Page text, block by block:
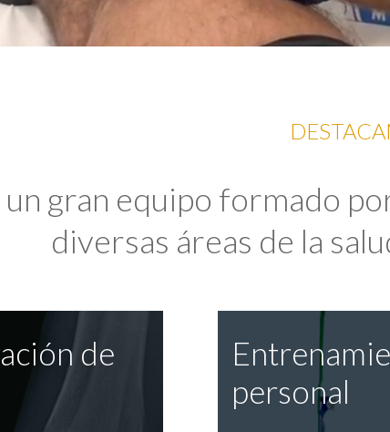
un gran equipo formado
diversas áreas de la
de
personal